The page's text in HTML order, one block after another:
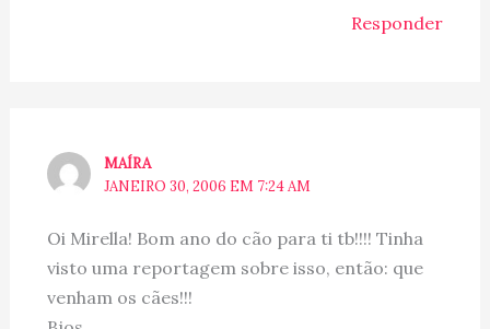
Responder
MAÍRA
JANEIRO 30, 2006 EM 7:24 AM
Oi Mirella! Bom ano do cão para ti tb!!!! Tinha
visto uma reportagem sobre isso, então: que
venham os cães!!!